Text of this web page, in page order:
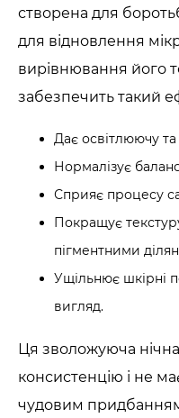
створена для
для відновлення
вирівнювання його
забезпечить такий
Дає освітлюючу
Нормалізує
Сприяє процесу
Покращує
пігментними
Ущільнює шкірні
вигляд.
Ця зволожуюча
консистенцію і не
чудовим